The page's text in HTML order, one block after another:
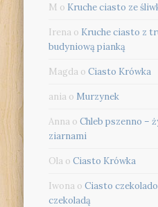
M o Kruche ciasto ze
Irena o Kruche ciasto z
budyniową pianką
Magda oCiasto Krówka
ania o Murzynek
Anna oChleb pszenno –
ziarnami
Ola oCiasto Krówka
Iwona oCiasto
czekoladą